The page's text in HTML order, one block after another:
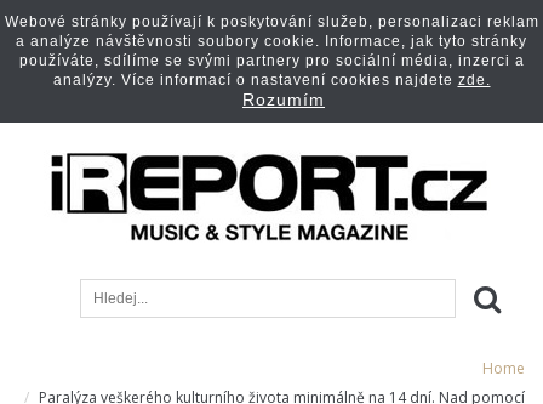
Home
Paralýza veškerého kulturního života minimálně na 14 dní. Nad pomocí
Webové stránky používají k poskytování služeb, personalizaci reklam
a analýze návštěvnosti soubory cookie. Informace, jak tyto stránky
používáte, sdílíme se svými partnery pro sociální média, inzerci a
analýzy. Více informací o nastavení cookies najdete zde.
Rozumím